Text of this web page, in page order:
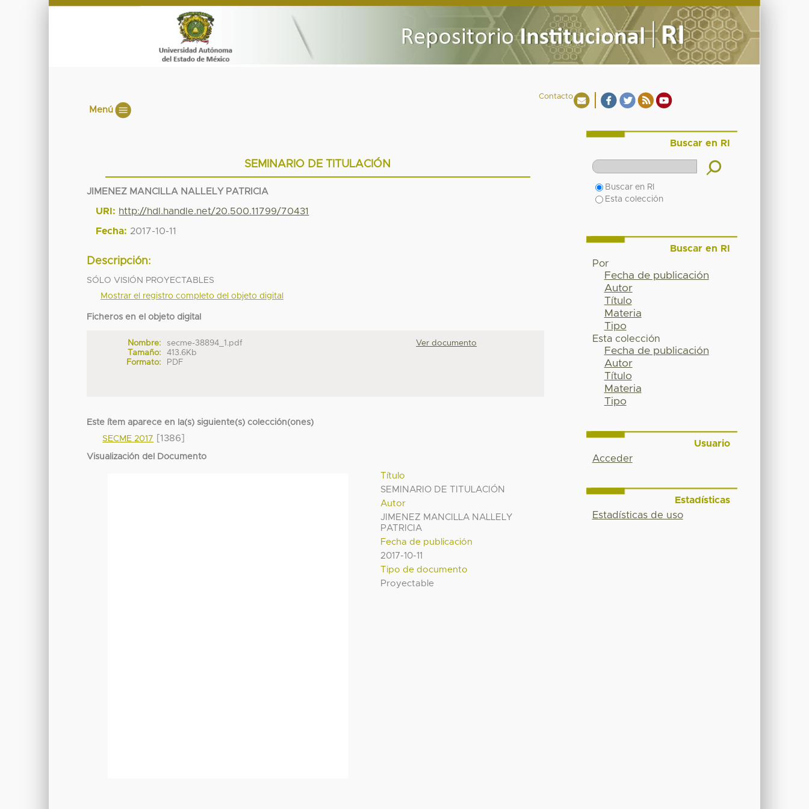
Contacto
Menú
SEMINARIO DE TITULACIÓN
JIMENEZ MANCILLA NALLELY PATRICIA
URI: http://hdl.handle.net/20.500.11799/70431
Fecha: 2017-10-11
Descripción:
SÓLO VISIÓN PROYECTABLES
Mostrar el registro completo del objeto digital
Ficheros en el objeto digital
Nombre:
secme-38894_1.pdf
Tamaño:
413.6Kb
Formato:
PDF
Ver documento
Este ítem aparece en la(s) siguiente(s) colección(ones)
SECME 2017
[1386]
Visualización del Documento
Título
SEMINARIO DE TITULACIÓN
Autor
JIMENEZ MANCILLA NALLELY
PATRICIA
Fecha de publicación
2017-10-11
Tipo de documento
Proyectable
Buscar en RI
Buscar en RI
Esta colección
Buscar en RI
Por
Fecha de publicación
Autor
Título
Materia
Tipo
Esta colección
Fecha de publicación
Autor
Título
Materia
Tipo
Usuario
Acceder
Estadísticas
Estadísticas de uso